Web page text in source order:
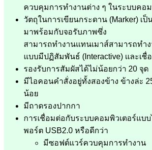
ควบคุมการทำงานต่าง ๆ ในระบบคอ
วัตถุในการเขียนกระดาน (Marker) เ
มาพร้อมกับจอรับภาพซึ่ง
สามารถทำงานแทนเมาส์สามารถทำ
แบบมีปฏิสัมพันธ์ (Interactive) และเชื่
รองรับการสัมผัสได้ไม่น้อยกว่า 20 จุด
มีไอคอนคำสั่งอยู่ทั้งสองข้าง ข้างล่ะ
น้อย
มีถาดรองปากกา
การเชื่อมต่อกับระบบคอมพิวเตอร์แบ
พอร์ต USB2.0 หรือดีกว่า
มีซอฟต์แวร์ควบคุมการทำงาน